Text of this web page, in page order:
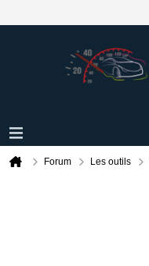
Forum Les outils